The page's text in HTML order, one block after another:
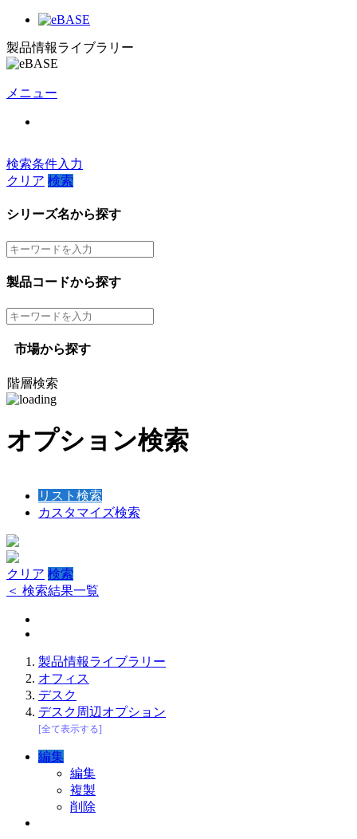
製品情報ライブラリー
メニュー
検索条件入力
クリア 検索
シリーズ名から探す
製品コードから探す
市場から探す
階層検索
オプション検索
リスト検索
カスタマイズ検索
クリア 検索
＜ 検索結果一覧
製品情報ライブラリー
オフィス
デスク
デスク周辺オプション
[全て表示する]
編集
編集
複製
削除